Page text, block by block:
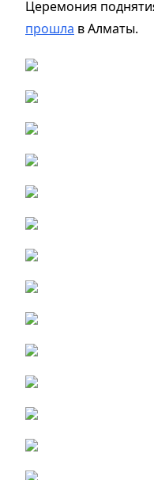
Церемония
прошла в Алматы.